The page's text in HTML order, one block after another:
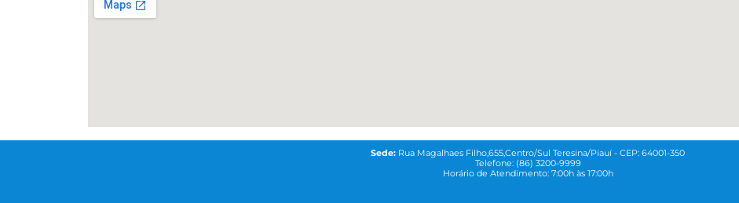
Sede: Rua Magalhaes Filho,655,Centro/Sul Teresina/Piauí - CEP: 64001-350
Telefone: (86) 3200-9999
Horário de Atendimento: 7:00h às 17:00h